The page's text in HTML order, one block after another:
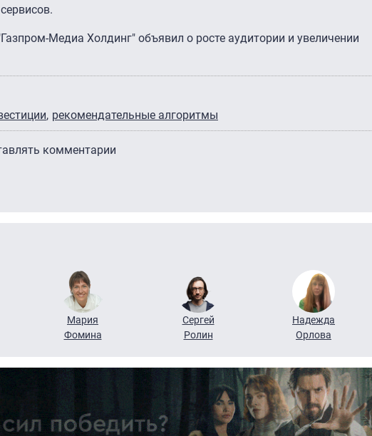
Медиа Холдинг" объявил о росте аудитории и увеличении
рекомендательные алгоритмы
комментарии
Мария
Фомина
Сергей
Ролин
Надежда
Орлова